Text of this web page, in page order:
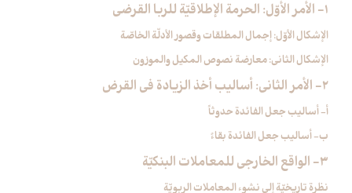
1- الأمر الأوّل: الحرمة الإطلاقيّة للربا القرضي
الإشكال الأوّل: إجمال المطلقات وقصور الأدلّة الخاصّة
الإشكال الثاني: معارضة نصوص المكيل والموزون
2- الأمر الثاني: أساليب أخذ الزيادة في القرض
أ- أساليب جعل الفائدة حدوثاً
ب- أساليب جعل الفائدة بقاءً
3- الواقع الخارجي للمعاملات البنكيّة
نظرة تاريخيّة إلى نشوء المعاملات الربويّة